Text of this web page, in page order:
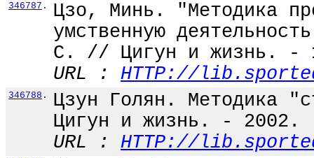
346787 .
Цзо, Минь. "Методика
умственную
С. // Цигун и жизнь.
URL : HTTP://
346788 .
Цзун Голян. Методика
Цигун и жизнь. -
URL : HTTP://